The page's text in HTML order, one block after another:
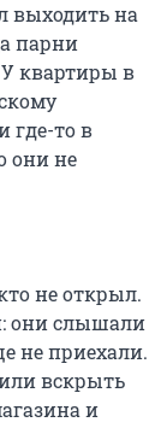
выходить на
парни
квартиры в
где-то в
они не
не открыл.
они слышали
не приехали.
вскрыть
и